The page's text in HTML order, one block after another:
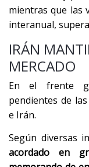
mientras que las
interanual,
IRÁN
MERCADO
En el frente
pendientes de
e Irán.
Según diversas
acordado en